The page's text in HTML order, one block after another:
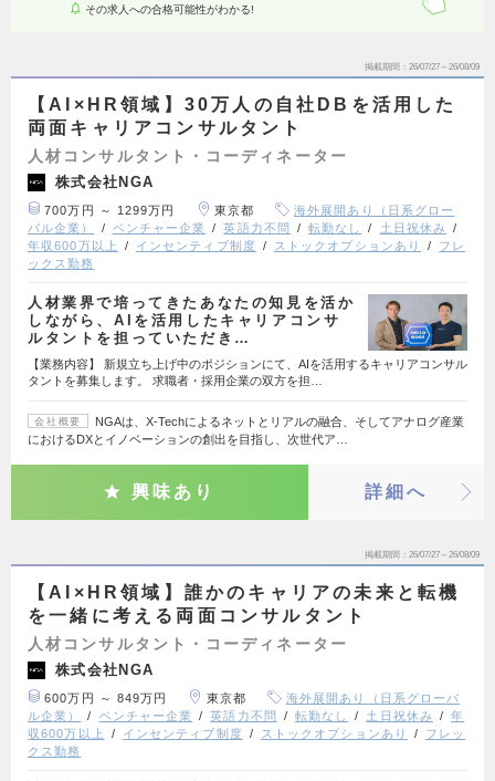
その求人への合格可能性がわかる!
掲載期間 26/07/27～26/08/09
【AI×HR領域】30万人の自社DBを活用した
両面キャリアコンサルタント
人材コンサルタント・コーディネーター
株式会社NGA
700万円 ～ 1299万円 東京都
海外展開あり（日系グロー
バル企業）
ベンチャー企業 英語力不問 転勤なし
土日祝休み
年収600万以上
インセンティブ制度 ストックオプションあり
フレ
ックス勤務
人材業界で培ってきたあなたの知見を活か
しながら、AIを活用したキャリアコンサ
ルタントを担っていただき…
【業務内容】 新規立ち上げ中のポジションにて、AIを活用するキャリアコンサル
タントを募集します。 求職者・採用企業の双方を担…
会社概要
NGAは、X-Techによるネットとリアルの融合、そしてアナログ産業
におけるDXとイノベーションの創出を目指し、次世代ア…
興味あり 詳細へ
掲載期間 26/07/27～26/08/09
【AI×HR領域】誰かのキャリアの未来と転機
を一緒に考える両面コンサルタント
人材コンサルタント・コーディネーター
株式会社NGA
600万円 ～ 849万円 東京都
海外展開あり（日系グローバ
ル企業）
ベンチャー企業 英語力不問 転勤なし 土日祝休み
年
収600万以上
インセンティブ制度 ストックオプションあり
フレッ
クス勤務